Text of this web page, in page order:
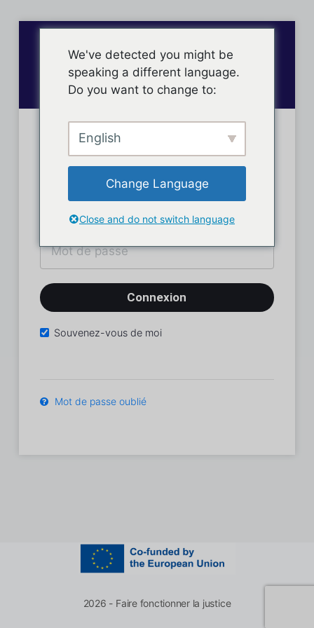
Connexion des membres
Souvenez-vous de moi
Mot de passe oublié
2026 - Faire fonctionner la justice
We've detected you might be
speaking a different language.
Do you want to change to:
English
Change Language
Close and do not switch language